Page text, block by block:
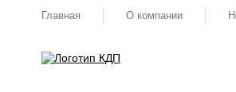
Главная О компании